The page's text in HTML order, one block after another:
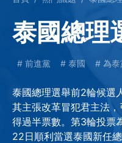
泰國總理
前進黨 泰國 為泰
泰國總理選舉前2輪候選
其主張改革冒犯君主法
得過半票數。第3輪投票
22日順利當選泰國新任總